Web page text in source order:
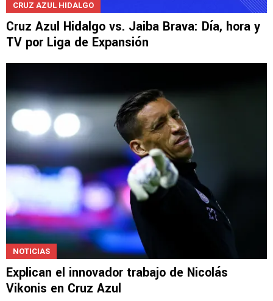
CRUZ AZUL HIDALGO
Cruz Azul Hidalgo vs. Jaiba Brava: Día, hora y
TV por Liga de Expansión
NOTICIAS
Explican el innovador trabajo de Nicolás
Vikonis en Cruz Azul